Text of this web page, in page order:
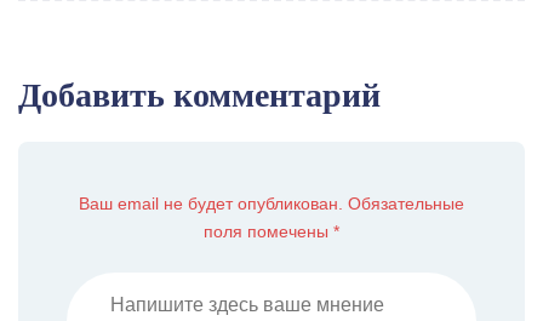
Добавить комментарий
Ваш email не будет опубликован. Обязательные
поля помечены *